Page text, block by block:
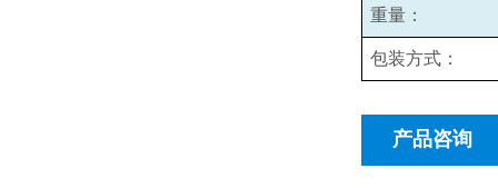
重量：
包装方式：
产品咨询